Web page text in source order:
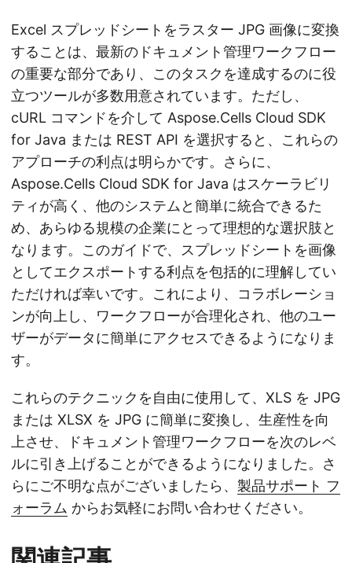
Excel スプレッドシートをラスター JPG 画像に変換
することは、最新のドキュメント管理ワークフロー
の重要な部分であり、このタスクを達成するのに役
立つツールが多数用意されています。ただし、
cURL コマンドを介して Aspose.Cells Cloud SDK
for Java または REST API を選択すると、これらの
アプローチの利点は明らかです。さらに、
Aspose.Cells Cloud SDK for Java はスケーラビリ
ティが高く、他のシステムと簡単に統合できるた
め、あらゆる規模の企業にとって理想的な選択肢と
なります。このガイドで、スプレッドシートを画像
としてエクスポートする利点を包括的に理解してい
ただければ幸いです。これにより、コラボレーショ
ンが向上し、ワークフローが合理化され、他のユー
ザーがデータに簡単にアクセスできるようになりま
す。
これらのテクニックを自由に使用して、XLS を JPG
または XLSX を JPG に簡単に変換し、生産性を向
上させ、ドキュメント管理ワークフローを次のレベ
ルに引き上げることができるようになりました。さ
らにご不明な点がございましたら、 製品サポート フ
ォーラム からお気軽にお問い合わせください。